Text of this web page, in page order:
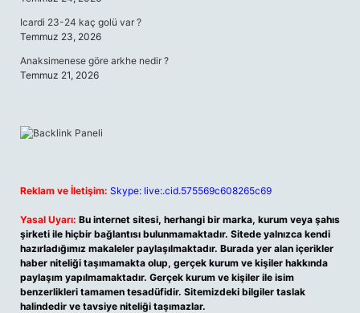
Icardi 23-24 kaç golü var ?
Temmuz 23, 2026
Anaksimenese göre arkhe nedir ?
Temmuz 21, 2026
Reklam ve İletişim: Skype: live:.cid.575569c608265c69
Yasal Uyarı: Bu internet sitesi, herhangi bir marka, kurum veya şahıs
şirketi ile hiçbir bağlantısı bulunmamaktadır. Sitede yalnızca kendi
hazırladığımız makaleler paylaşılmaktadır. Burada yer alan içerikler
haber niteliği taşımamakta olup, gerçek kurum ve kişiler hakkında
paylaşım yapılmamaktadır. Gerçek kurum ve kişiler ile isim
benzerlikleri tamamen tesadüfidir. Sitemizdeki bilgiler taslak
halindedir ve tavsiye niteliği taşımazlar.